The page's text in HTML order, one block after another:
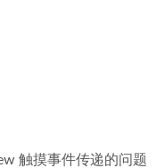
触摸事件传递的问题